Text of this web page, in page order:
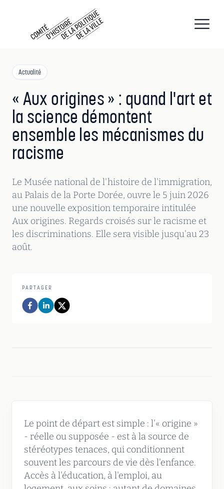
Actualité
« Aux origines » : quand l'art et
la science démontent
ensemble les mécanismes du
racisme
Le Musée national de l'histoire de l'immigration,
au Palais de la Porte Dorée, ouvre le 5 juin 2026
une nouvelle exposition temporaire intitulée
Aux origines. Regards croisés sur le racisme et
les discriminations. Elle sera visible jusqu'au 23
août.
PARTAGER
Le point de départ est simple : l'« origine »
- réelle ou supposée - est à la source de
stéréotypes tenaces, qui conditionnent
souvent les parcours de vie dès l'enfance.
Accès à l'éducation, à l'emploi, au